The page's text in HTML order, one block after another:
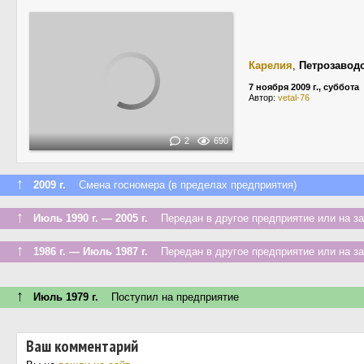
2 690
Карелия,
7 ноября 2009 г., суббота
Автор: vetal-76
↑ 2009 г. Смена госномера (в пределах предприятия)
↑ Июль 1990 г. — 2005 г. Передан в другое предприятие или на
↑ 1986 г. — Июль 1987 г. Передан в другое предприятие или на
↑ Июль 1979 г. Поступил на предприятие
Ваш комментарий